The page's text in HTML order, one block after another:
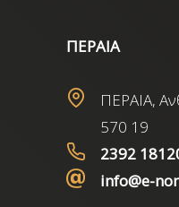
ΠΕΡΑΙΑ
ΠΕΡΑΙΑ,
570 19
2392
info@e-